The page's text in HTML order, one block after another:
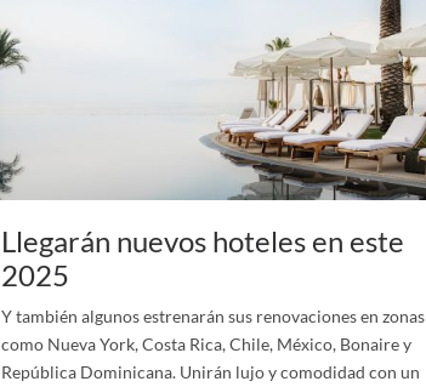
Llegarán nuevos hoteles en este
2025
Y también algunos estrenarán sus renovaciones en zonas
como Nueva York, Costa Rica, Chile, México, Bonaire y
República Dominicana. Unirán lujo y comodidad con un